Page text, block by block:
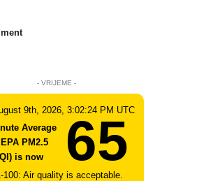
- VRIJEME -
9th, 2026, 3:02:24 PM UTC
Average
PM2.5
is now
65
100: Air quality is acceptable.